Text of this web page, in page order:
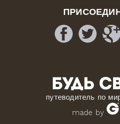
путеводитель по
made by